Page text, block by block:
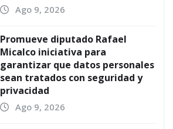
Ago 9, 2026
Promueve diputado Rafael
Micalco iniciativa para
garantizar que datos personales
sean tratados con seguridad y
privacidad
Ago 9, 2026